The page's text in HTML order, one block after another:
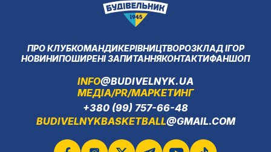
ПРО КЛУБКОМАНДИКЕРІВНИЦТВОРОЗКЛАД ІГОР
НОВИНИПОШИРЕНІ ЗАПИТАННЯКОНТАКТИФАНШОП
INFO@BUDIVELNYK.UA
МЕДІА/PR/МАРКЕТИНГ
+380 (99) 757-66-48
BUDIVELNYKBASKETBALL@GMAIL.COM